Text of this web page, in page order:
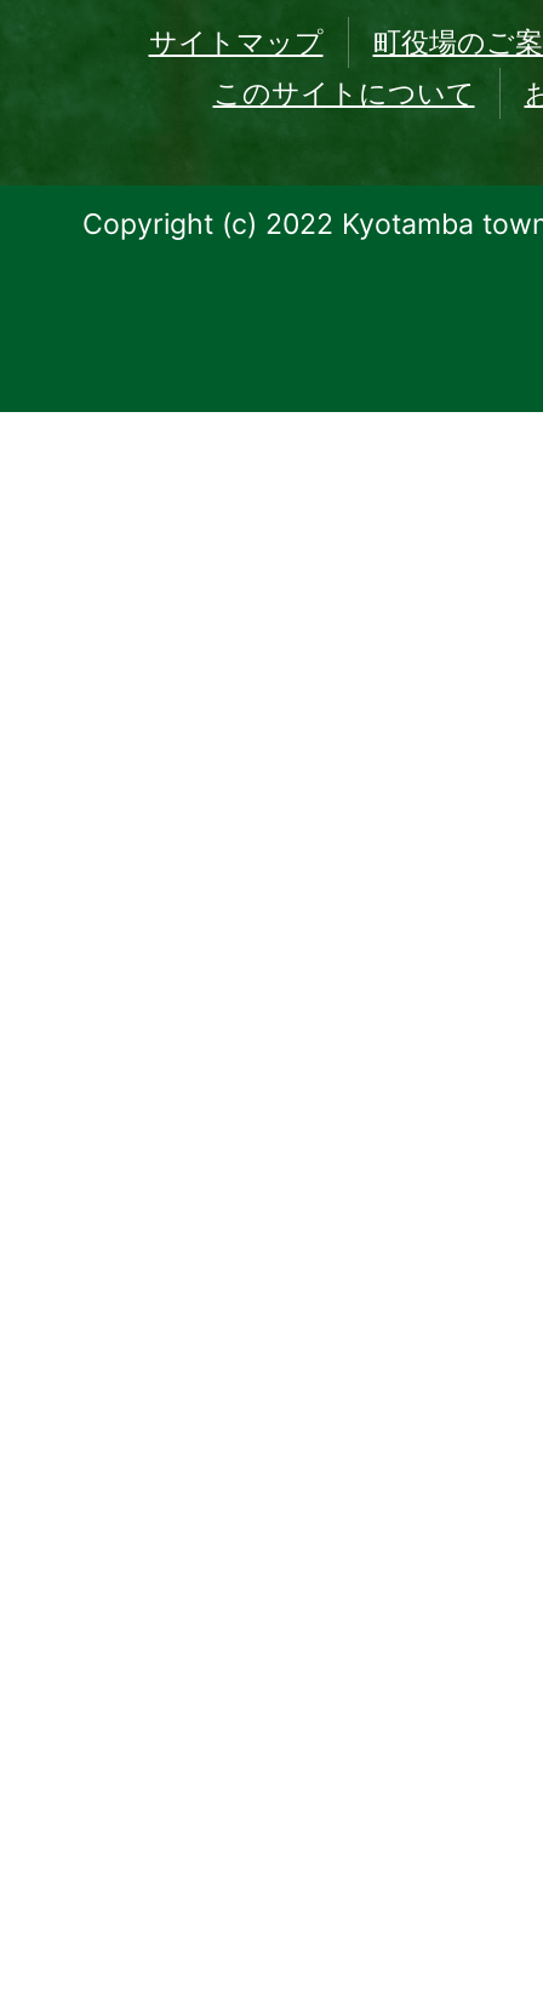
サイトマップ
町役場のご
このサイトについて
Copyright (c) 2022 Kyotamba